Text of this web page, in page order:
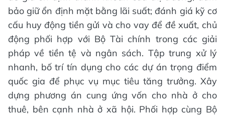
bảo giữ ổn định mặt bằng lãi suất; đánh giá kỹ cơ
cấu huy động tiền gửi và cho vay để đề xuất, chủ
động phối hợp với Bộ Tài chính trong các giải
pháp về tiền tệ và ngân sách. Tập trung xử lý
nhanh, bố trí tín dụng cho các dự án trọng điểm
quốc gia để phục vụ mục tiêu tăng trưởng. Xây
dựng phương án cung ứng vốn cho nhà ở cho
thuê, bên cạnh nhà ở xã hội. Phối hợp cùng Bộ